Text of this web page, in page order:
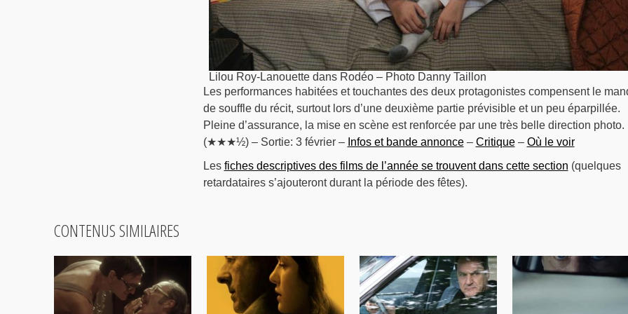
Lilou Roy-Lanouette dans Rodéo – Photo Danny Taillon
Les performances habitées et touchantes des deux protagonistes compensent le
de souffle du récit, surtout lors d’une deuxième partie prévisible et un peu éparpillée.
Pleine d’assurance, la mise en scène est renforcée par une très belle direction photo.
(★★★½) – Sortie: 3 février – Infos et bande annonce– Critique– Où le voir
Les fiches descriptives des films de l’année se trouvent dans cette section (quelques
retardataires s’ajouteront durant la période des fêtes).
CONTENUS SIMILAIRES